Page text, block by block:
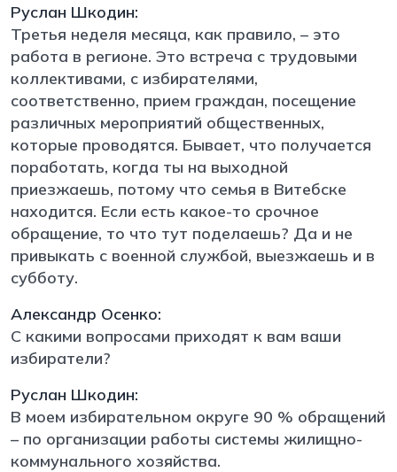
Руслан Шкодин:
Третья неделя месяца, как правило, – это
работа в регионе. Это встреча с трудовыми
коллективами, с избирателями,
соответственно, прием граждан, посещение
различных мероприятий общественных,
которые проводятся. Бывает, что получается
поработать, когда ты на выходной
приезжаешь, потому что семья в Витебске
находится. Если есть какое-то срочное
обращение, то что тут поделаешь? Да и не
привыкать с военной службой, выезжаешь и в
субботу.
Александр Осенко:
С какими вопросами приходят к вам ваши
избиратели?
Руслан Шкодин:
В моем избирательном округе 90 % обращений
– по организации работы системы жилищно-
коммунального хозяйства.